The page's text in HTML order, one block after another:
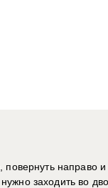
направо
заходить во